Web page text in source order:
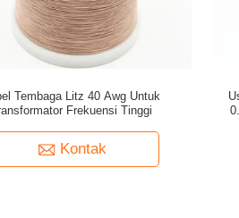
Tembaga Litz 40 Awg Untuk
Frekuensi Tinggi
Kontak